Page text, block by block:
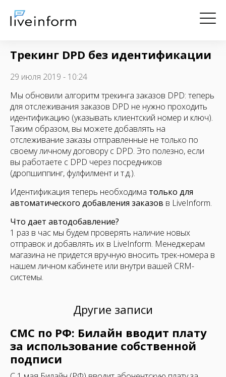
Трекинг DPD без идентификации
29 июля 2019 - 10:24
Мы обновили алгоритм трекинга заказов DPD: теперь
для отслеживания заказов DPD не нужно проходить
идентификацию (указывать клиентский номер и ключ).
Таким образом, вы можете добавлять на
отслеживание заказы отправленные не только по
своему личному договору с DPD. Это полезно, если
вы работаете с DPD через посредников
(дропшиппинг, фулфилмент и т.д.).
Идентификация теперь необходима только для
автоматического добавления заказов в LiveInform.
Что дает автодобавление?
1 раз в час мы будем проверять наличие новых
отправок и добавлять их в LiveInform. Менеджерам
магазина не придется вручную вносить трек-номера в
нашем личном кабинете или внутри вашей CRM-
системы.
Другие записи
СМС по РФ: Билайн вводит плату
за использование собственной
подписи